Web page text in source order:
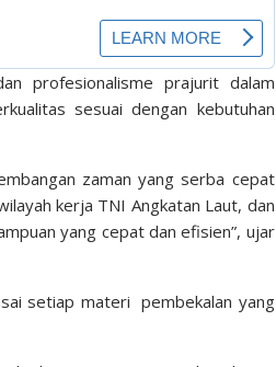
profesionalisme prajurit dalam
sesuai dengan kebutuhan
zaman yang serba cepat
kerja TNI Angkatan Laut, dan
yang cepat dan efisien”, ujar
setiap materi pembekalan yang